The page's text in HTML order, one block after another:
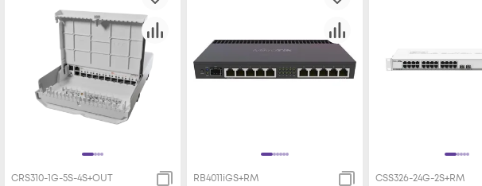
CRS310-1G-5S-4S+OUT RB4011iGS+RM CSS326-24G-2S+RM